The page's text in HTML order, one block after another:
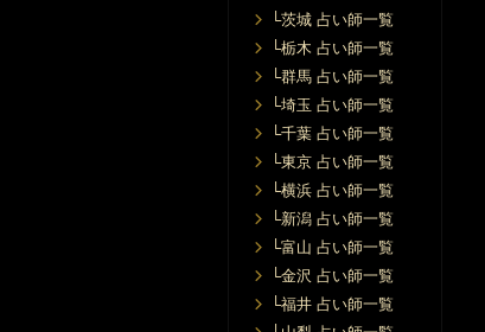
└茨城 占い師一覧
└栃木 占い師一覧
└群馬 占い師一覧
└埼玉 占い師一覧
└千葉 占い師一覧
└東京 占い師一覧
└横浜 占い師一覧
└新潟 占い師一覧
└富山 占い師一覧
└金沢 占い師一覧
└福井 占い師一覧